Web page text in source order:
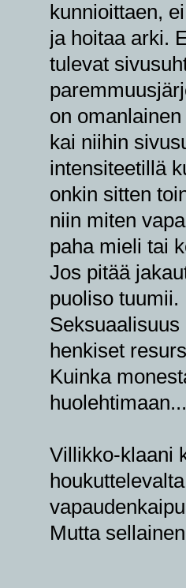
kunnioittaen,
ja hoitaa arki.
tulevat
on
kai niihin
intensiteetillä
onkin sitten
niin miten
paha mieli tai
Jos pitää
puoliso tuumii.
henkiset
Kuinka
Villikko-klaani
Mutta